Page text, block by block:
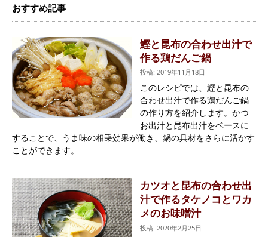
おすすめ記事
鰹と昆布の合わせ出汁で
作る鶏だんご鍋
投稿: 2019年11月18日
このレシピでは、鰹と昆布の
合わせ出汁で作る鶏だんご鍋
の作り方を紹介します。かつ
お出汁と昆布出汁をベースに
することで、うま味の相乗効果が働き、鍋の具材をさらに活かす
ことができます。
カツオと昆布の合わせ出
汁で作るタケノコとワカ
メのお味噌汁
投稿: 2020年2月25日